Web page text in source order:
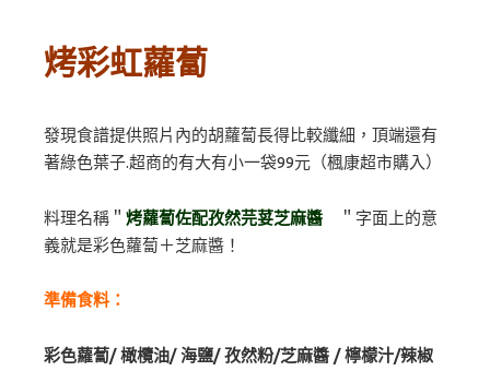
烤彩虹蘿蔔
發現食譜提供照片內的胡蘿蔔長得比較纖細，頂端還有
著綠色葉子.超商的有大有小一袋99元（楓康超市購入）
料理名稱＂ 烤蘿蔔佐配孜然芫荽芝麻醬
＂字面上的意
義就是彩色蘿蔔＋芝麻醬！
準備食料：
彩色蘿蔔/ 橄欖油/ 海鹽/ 孜然粉/芝麻醬 / 檸檬汁/辣椒